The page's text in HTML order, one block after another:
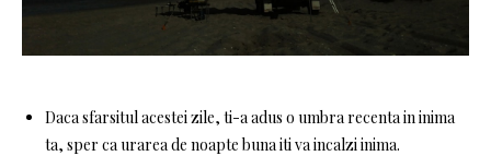
Daca sfarsitul acestei zile, ti-a adus o umbra recenta in inima
ta, sper ca urarea de noapte buna iti va incalzi inima.